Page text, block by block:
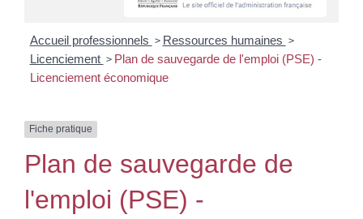
Accueil professionnels > Ressources humaines >
Licenciement > Plan de sauvegarde de l'emploi (PSE) -
Licenciement économique
Fiche pratique
Plan de sauvegarde de
l'emploi (PSE) -